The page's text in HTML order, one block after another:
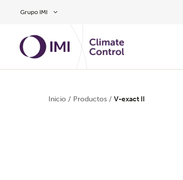
Grupo IMI
Inicio / Productos / V-exact II